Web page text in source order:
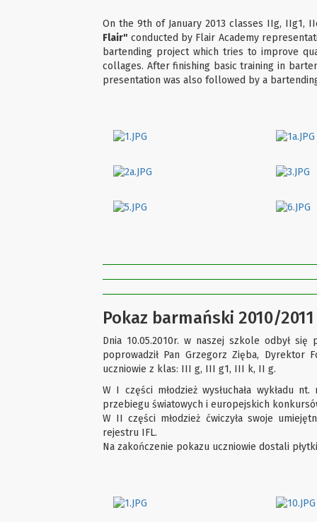
On the 9th of January 2013 classes IIg,
Flair" conducted by Flair Academy
bartending project which tries to improve
collages. After finishing basic training in
presentation was also followed by a
Pokaz barmański 2010/2011
Dnia 10.05.2010r. w naszej szkole odbył
poprowadził Pan Grzegorz Zięba, Dyrektor
uczniowie z klas: III g, III g1, III k, II g.
W I części młodzież wysłuchała wykładu
przebiegu światowych i europejskich
W II części młodzież ćwiczyła swoje
rejestru IFL.
Na zakończenie pokazu uczniowie dostali